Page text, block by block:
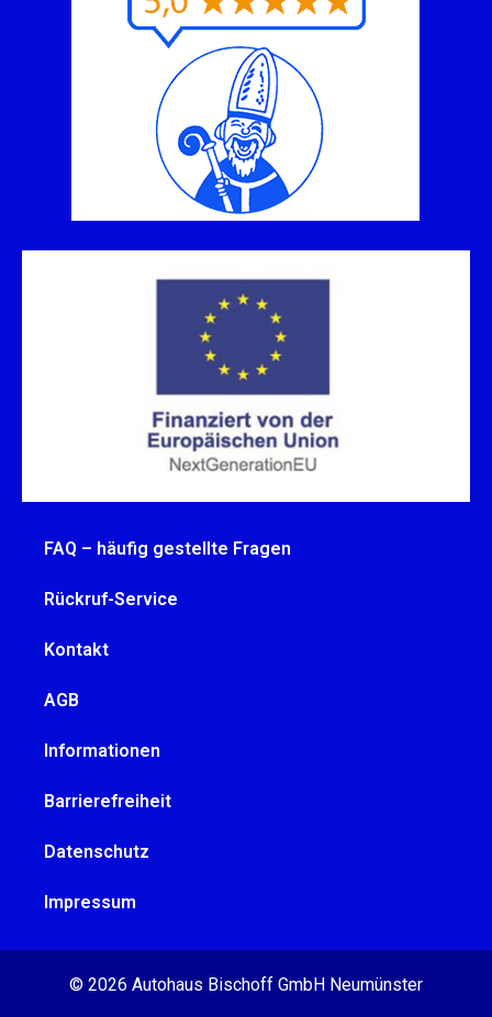
FAQ – häufig gestellte Fragen
Rückruf-Service
Kontakt
AGB
Informationen
Barrierefreiheit
Datenschutz
Impressum
© 2026 Autohaus Bischoff GmbH Neumünster